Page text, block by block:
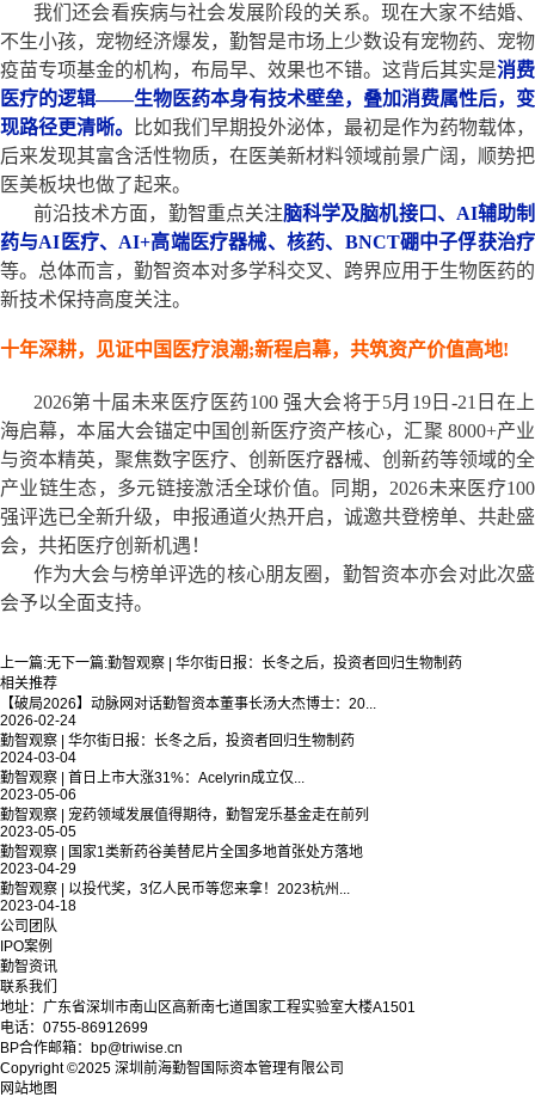
我们还会看疾病与社会发展阶段的关系。现在大家不结婚、
不生小孩，宠物经济爆发，勤智是市场上少数设有宠物药、宠物
疫苗专项基金的机构，布局早、效果也不错。这背后其实是消费
医疗的逻辑——生物医药本身有技术壁垒，叠加消费属性后，变
现路径更清晰。
比如我们早期投外泌体，最初是作为药物载体，
后来发现其富含活性物质，在医美新材料领域前景广阔，顺势把
医美板块也做了起来。
前沿技术方面，勤智重点关注脑科学及脑机接口、AI辅助制
药与AI医疗、AI+高端医疗器械、核药、BNCT硼中子俘获治疗
等。总体而言，勤智资本对多学科交叉、跨界应用于生物医药的
新技术保持高度关注。
十年深耕，见证中国医疗浪潮;新程启幕，共筑资产价值高地!
2026第十届未来医疗医药100 强大会将于5月19日-21日在上
海启幕，本届大会锚定中国创新医疗资产核心，汇聚 8000+产业
与资本精英，聚焦数字医疗、创新医疗器械、创新药等领域的全
产业链生态，多元链接激活全球价值。同期，2026未来医疗100
强评选已全新升级，申报通道火热开启，诚邀共登榜单、共赴盛
会，共拓医疗创新机遇！
作为大会与榜单评选的核心朋友圈，勤智资本亦会对此次盛
会予以全面支持。
上一篇:无 下一篇:勤智观察 | 华尔街日报：长冬之后，投资者回归生物制药
相关推荐
【破局2026】动脉网对话勤智资本董事长汤大杰博士：20...
2026-02-24
勤智观察 | 华尔街日报：长冬之后，投资者回归生物制药
2024-03-04
勤智观察 | 首日上市大涨31%：Acelyrin成立仅...
2023-05-06
勤智观察 | 宠药领域发展值得期待，勤智宠乐基金走在前列
2023-05-05
勤智观察 | 国家1类新药谷美替尼片全国多地首张处方落地
2023-04-29
勤智观察 | 以投代奖，3亿人民币等您来拿！2023杭州...
2023-04-18
公司团队
IPO案例
勤智资讯
联系我们
地址：广东省深圳市南山区高新南七道国家工程实验室大楼A1501
电话：0755-86912699
BP合作邮箱：bp@triwise.cn
Copyright ©2025 深圳前海勤智国际资本管理有限公司
网站地图